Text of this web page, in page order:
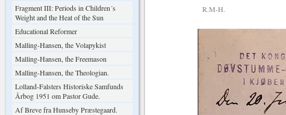
Fragment III: Periods in Children´s
Weight and the Heat of the Sun
Educational Reformer
Malling-Hansen, the Volapykist
Malling-Hansen, the Freemason
Malling-Hansen, the Theologian.
Lolland-Falsters Historiske Samfunds
Årbog 1951 om Pastor Gude.
Af Breve fra Hunseby Præstegaard.
R.M-H.